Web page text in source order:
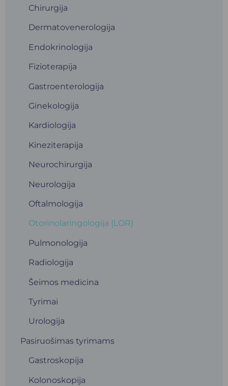
Chirurgija
Dermatovenerologija
Endokrinologija
Fizioterapija
Gastroenterologija
Ginekologija
Kardiologija
Kineziterapija
Neurochirurgija
Neurologija
Oftalmologija
Otorinolaringologija (LOR)
Pulmonologija
Radiologija
Šeimos medicina
Tyrimai
Urologija
Pasiruošimas tyrimams
Gastroskopija
Kolonoskopija